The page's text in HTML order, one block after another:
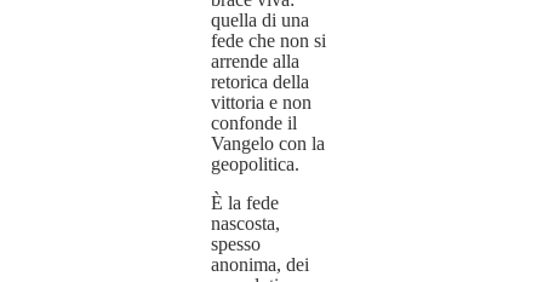
quella di una
fede che non si
arrende alla
retorica della
vittoria e non
confonde il
Vangelo con la
geopolitica.
È la fede
nascosta,
spesso
anonima, dei